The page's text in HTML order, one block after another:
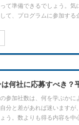
て準備できるでしょう。
て、プログラムに参加する
何社に応募すべき？
参加社数は、何を学ぶか
分と差があれば迷います
う。数よりも得る内容を中